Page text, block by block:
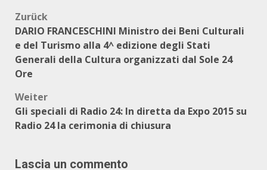
Beitragsnavigation
Zurück
DARIO FRANCESCHINI Ministro dei Beni Culturali
e del Turismo alla 4^ edizione degli Stati
Generali della Cultura organizzati dal Sole 24
Ore
Weiter
Gli speciali di Radio 24: In diretta da Expo 2015 su
Radio 24 la cerimonia di chiusura
Lascia un commento